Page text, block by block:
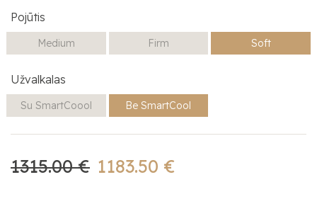
Pojūtis
Medium Firm Soft
Užvalkalas
Su SmartCoool Be SmartCool
1183.50 €
1315.00 €